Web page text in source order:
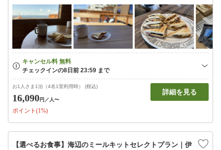
お1人さま1泊（4名1室利用時） (税込)
16,090円 ／人〜
ポイント(1%)
詳細を見る
【選べるお食事】海辺のミールキットセレクトプラン｜伊